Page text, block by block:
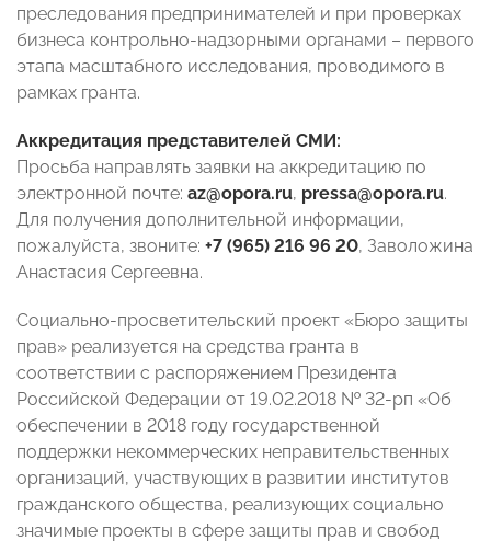
преследования предпринимателей и при проверках
бизнеса контрольно-надзорными органами – первого
этапа масштабного исследования, проводимого в
рамках гранта.
Аккредитация представителей СМИ:
Просьба направлять заявки на аккредитацию по
электронной почте: az@opora.ru, pressa@opora.ru.
Для получения дополнительной информации,
пожалуйста, звоните: +7 (965) 216 96 20, Заволожина
Анастасия Сергеевна.
Социально-просветительский проект «Бюро защиты
прав» реализуется на средства гранта в
соответствии с распоряжением Президента
Российской Федерации от 19.02.2018 № 32-рп «Об
обеспечении в 2018 году государственной
поддержки некоммерческих неправительственных
организаций, участвующих в развитии институтов
гражданского общества, реализующих социально
значимые проекты в сфере защиты прав и свобод